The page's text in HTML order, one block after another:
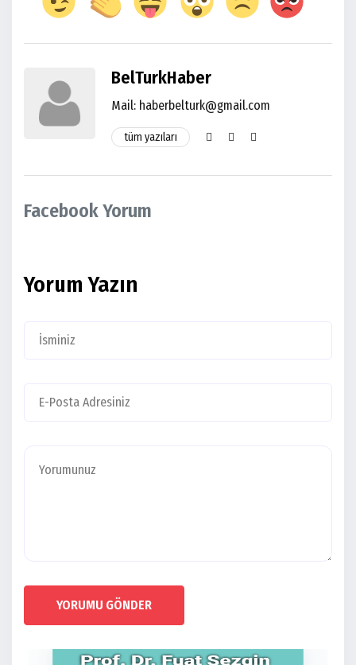
BelTurkHaber
Mail: haberbelturk@gmail.com
tüm yazıları
Facebook Yorum
Yorum Yazın
YORUMU GÖNDER